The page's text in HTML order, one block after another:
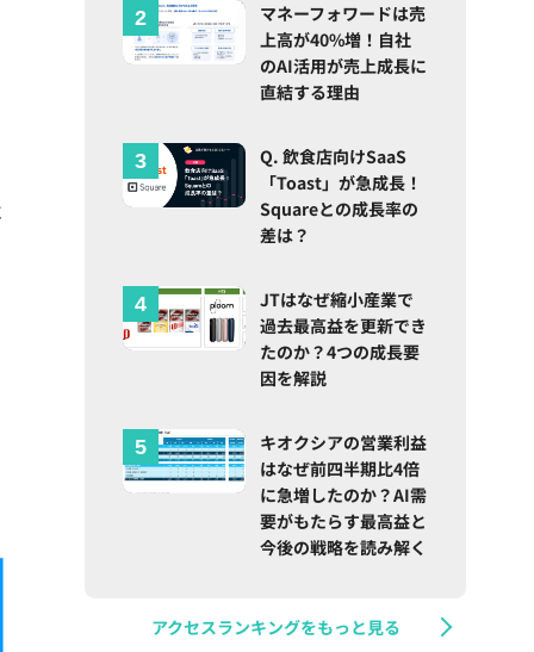
マネーフォワードは売
上高が40%増！自社
のAI活用が売上成長に
直結する理由
Q. 飲食店向けSaaS
「Toast」が急成長！
Squareとの成長率の
差は？
JTはなぜ縮小産業で
過去最高益を更新でき
たのか？4つの成長要
因を解説
キオクシアの営業利益
はなぜ前四半期比4倍
に急増したのか？AI需
要がもたらす最高益と
今後の戦略を読み解く
アクセスランキングをもっと見る